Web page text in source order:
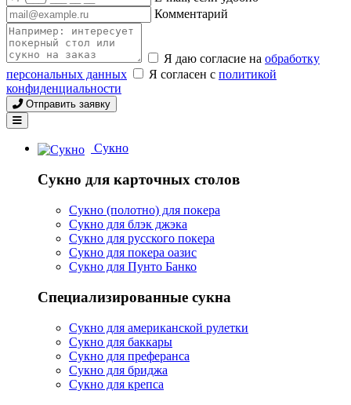
Комментарий
Я даю согласие на обработку
персональных данных
Я согласен с политикой
конфиденциальности
Отправить заявку
Сукно
Сукно для карточных столов
Сукно (полотно) для покера
Сукно для блэк джэка
Сукно для русского покера
Сукно для покера оазис
Сукно для Пунто Банко
Специализированные сукна
Сукно для американской рулетки
Сукно для баккары
Сукно для преферанса
Сукно для бриджа
Сукно для крепса